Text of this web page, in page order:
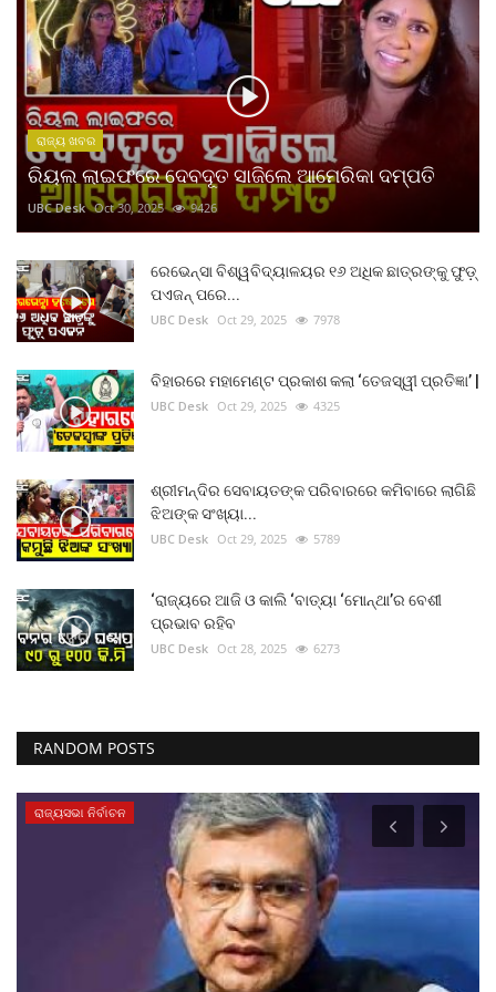
ରାଜ୍ୟ ଖବର
ରିୟଲ ଲାଇଫରେ ଦେବଦୂତ ସାଜିଲେ ଆମେରିକା ଦମ୍ପତି
UBC Desk Oct 30, 2025 9426
ରେଭେନ୍ସା ବିଶ୍ୱବିଦ୍ୟାଳୟର ୧୬ ଅଧିକ ଛାତ୍ରଙ୍କୁ ଫୁଡ଼୍
ପଏଜନ୍ ପରେ...
UBC Desk Oct 29, 2025 7978
ବିହାରରେ ମହାମେଣ୍ଟ ପ୍ରକାଶ କଲା ‘ତେଜସ୍ୱୀ ପ୍ରତିଜ୍ଞା’ |
UBC Desk Oct 29, 2025 4325
ଶ୍ରୀମନ୍ଦିର ସେବାୟତଙ୍କ ପରିବାରରେ କମିବାରେ ଲାଗିଛି
ଝିଅଙ୍କ ସଂଖ୍ୟା...
UBC Desk Oct 29, 2025 5789
‘ରାଜ୍ୟରେ ଆଜି ଓ କାଲି ‘ବାତ୍ୟା ‘ମୋନ୍ଥା’ର ବେଶୀ
ପ୍ରଭାବ ରହିବ
UBC Desk Oct 28, 2025 6273
RANDOM POSTS
ରାଜ୍ୟସଭା ନିର୍ବାଚନ